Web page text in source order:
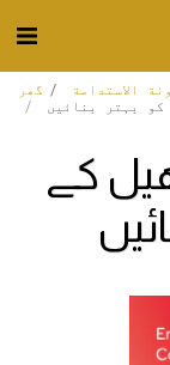
گھر
الاستدامة
بہتر بنائیں
کے